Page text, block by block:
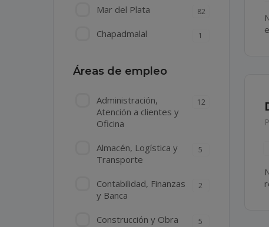
Mar del Plata 82
Chapadmalal 1
Áreas de empleo
Administración,
Atención a clientes y
Oficina
12
Almacén, Logística y
Transporte
5
Contabilidad, Finanzas
y Banca
2
Construcción y Obra 5